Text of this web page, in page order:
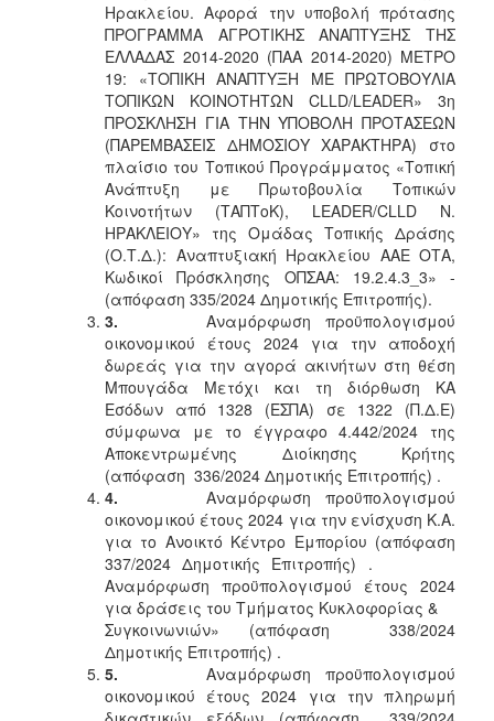
Ηρακλείου. Αφορά την υποβολή πρότασης
ΠΡΟΓΡΑΜΜΑ ΑΓΡΟΤΙΚΗΣ ΑΝΑΠΤΥΞΗΣ ΤΗΣ
ΕΛΛΑΔΑΣ 2014-2020 (ΠΑΑ 2014-2020) ΜΕΤΡΟ
19: «ΤΟΠΙΚΗ ΑΝΑΠΤΥΞΗ ΜΕ ΠΡΩΤΟΒΟΥΛΙΑ
ΤΟΠΙΚΩΝ ΚΟΙΝΟΤΗΤΩΝ CLLD/LEADER» 3η
ΠΡΟΣΚΛΗΣΗ ΓΙΑ ΤΗΝ ΥΠΟΒΟΛΗ ΠΡΟΤΑΣΕΩΝ
(ΠΑΡΕΜΒΑΣΕΙΣ ΔΗΜΟΣΙΟΥ ΧΑΡΑΚΤΗΡΑ) στο
πλαίσιο του Τοπικού Προγράμματος «Τοπική
Ανάπτυξη με Πρωτοβουλία Τοπικών
Κοινοτήτων (ΤΑΠΤοΚ), LEADER/CLLD Ν.
ΗΡΑΚΛΕΙΟΥ» της Ομάδας Τοπικής Δράσης
(Ο.Τ.Δ.): Αναπτυξιακή Ηρακλείου ΑΑΕ ΟΤΑ,
Κωδικοί Πρόσκλησης ΟΠΣΑΑ: 19.2.4.3_3» -
(απόφαση 335/2024 Δημοτικής Επιτροπής).
3. Αναμόρφωση προϋπολογισμού
οικονομικού έτους 2024 για την αποδοχή
δωρεάς για την αγορά ακινήτων στη θέση
Μπουγάδα Μετόχι και τη διόρθωση ΚΑ
Εσόδων από 1328 (ΕΣΠΑ) σε 1322 (Π.Δ.Ε)
σύμφωνα με το έγγραφο 4.442/2024 της
Αποκεντρωμένης Διοίκησης Κρήτης
(απόφαση 336/2024 Δημοτικής Επιτροπής) .
4. Αναμόρφωση προϋπολογισμού
οικονομικού έτους 2024 για την ενίσχυση Κ.Α.
για το Ανοικτό Κέντρο Εμπορίου (απόφαση
337/2024 Δημοτικής Επιτροπής) .
Αναμόρφωση προϋπολογισμού έτους 2024
για δράσεις του Τμήματος Κυκλοφορίας &
Συγκοινωνιών» (απόφαση 338/2024
Δημοτικής Επιτροπής) .
5. Αναμόρφωση προϋπολογισμού
οικονομικού έτους 2024 για την πληρωμή